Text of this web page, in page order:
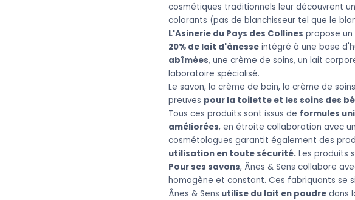
cosmétiques traditionnels leur découvrent
colorants (pas de blanchisseur tel que le
L'Asinerie du Pays des Collines propose
20% de lait d'ânesse intégré à une base
abîmées, une crème de soins, un lait
laboratoire spécialisé.
Le savon, la crème de bain, la crème de
preuves pour la toilette et les soins des
Tous ces produits sont issus de formules
améliorées, en étroite collaboration avec
cosmétologues garantit également des
utilisation en toute sécurité. Les produits
Pour ses savons, Ânes & Sens collabore
homogène et constant. Ces fabriquants se
Ânes & Sens utilise du lait en poudre dans